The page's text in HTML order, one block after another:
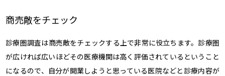
商売敵をチェック
診療圏調査は商売敵をチェックする上で非常に役立ちます。診療圏
が広ければ広いほどその医療機関は高く評価されているということ
になるので、自分が開業しようと思っている医院などと診療内容が